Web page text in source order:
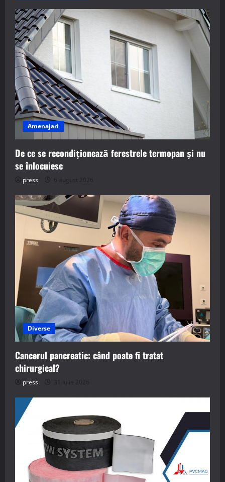
Amenajari
De ce se recondiționează ferestrele termopan și nu
se înlocuiesc
press 6 august 2026
Diverse
Cancerul pancreatic: când poate fi tratat
chirurgical?
press 31 iulie 2026